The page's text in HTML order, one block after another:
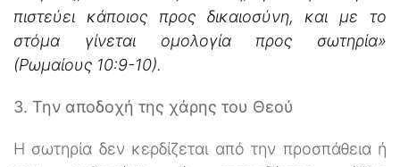
πιστεύει κάποιος προς δικαιοσύνη, και με το
στόμα γίνεται ομολογία προς σωτηρία»
(Ρωμαίους 10:9-10).
3. Την αποδοχή της χάρης του Θεού
Η σωτηρία δεν κερδίζεται από την προσπάθεια ή